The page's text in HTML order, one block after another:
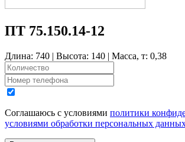
ПТ 75.150.14-12
Длина: 740 | Высота: 140 | Масса, т: 0,38
Соглашаюсь с условиями политики
условиями обработки персональных